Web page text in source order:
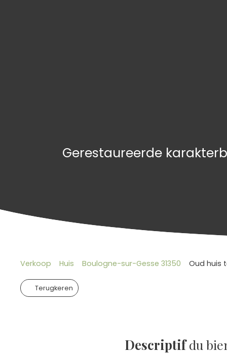
Gerestaureerde
Verkoop Huis Boulogne-sur-Gesse 31350 Oud huis
Terugkeren
Descriptifdu